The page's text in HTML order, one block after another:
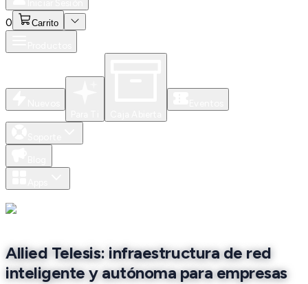
0 Carrito
Allied Telesis: infraestructura de red
inteligente y autónoma para empresas